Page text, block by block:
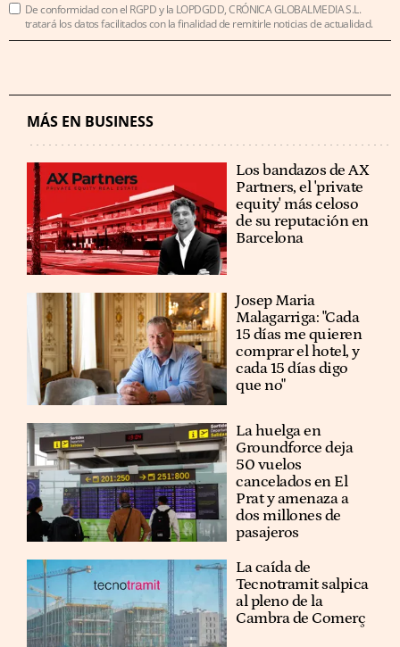
De conformidad con el RGPD y la LOPDGDD, CRÓNICA GLOBALMEDIA S.L.
tratará los datos facilitados con la finalidad de remitirle noticias de actualidad.
MÁS EN BUSINESS
Los bandazos de AX
Partners, el 'private
equity' más celoso
de su reputación en
Barcelona
​​Josep Maria
Malagarriga: "Cada
15 días me quieren
comprar el hotel, y
cada 15 días digo
que no"
La huelga en
Groundforce deja
50 vuelos
cancelados en El
Prat y amenaza a
dos millones de
pasajeros
La caída de
Tecnotramit salpica
al pleno de la
Cambra de Comerç